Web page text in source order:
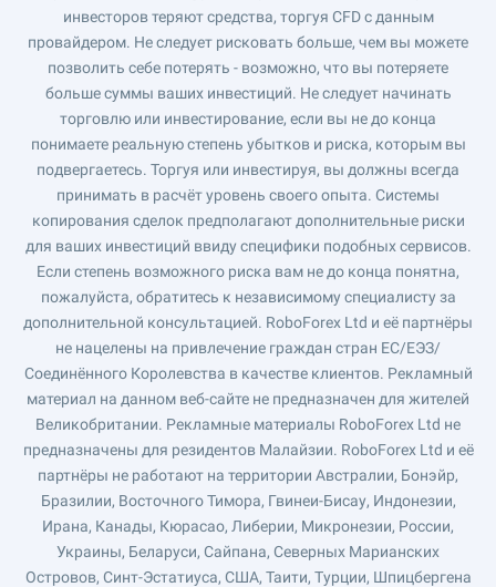
инвесторов теряют средства, торгуя CFD с данным
провайдером. Не следует рисковать больше, чем вы можете
позволить себе потерять - возможно, что вы потеряете
больше суммы ваших инвестиций. Не следует начинать
торговлю или инвестирование, если вы не до конца
понимаете реальную степень убытков и риска, которым вы
подвергаетесь. Торгуя или инвестируя, вы должны всегда
принимать в расчёт уровень своего опыта. Системы
копирования сделок предполагают дополнительные риски
для ваших инвестиций ввиду специфики подобных сервисов.
Если степень возможного риска вам не до конца понятна,
пожалуйста, обратитесь к независимому специалисту за
дополнительной консультацией. RoboForex Ltd и её партнёры
не нацелены на привлечение граждан стран ЕС/ЕЭЗ/
Соединённого Королевства в качестве клиентов. Рекламный
материал на данном веб-сайте не предназначен для жителей
Великобритании. Рекламные материалы RoboForex Ltd не
предназначены для резидентов Малайзии. RoboForex Ltd и её
партнёры не работают на территории Австралии, Бонэйр,
Бразилии, Восточного Тимора, Гвинеи-Бисау, Индонезии,
Ирана, Канады, Кюрасао, Либерии, Микронезии, России,
Украины, Беларуси, Сайпана, Северных Марианских
Островов, Синт-Эстатиуса, США, Таити, Турции, Шпицбергена